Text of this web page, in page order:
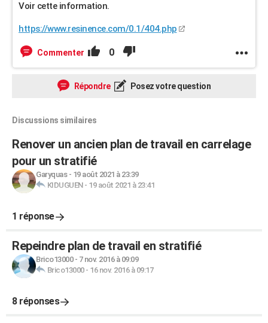
Voir cette information.
https://www.resinence.com/0.1/404.php
Commenter 0
Répondre Posez votre question
Discussions similaires
Renover un ancien plan de travail en carrelage
pour un stratifié
Garyquas- 19 août 2021 à 23:39
KIDUGUEN- 19 août 2021 à 23:41
1 réponse
Repeindre plan de travail en stratifié
Brico13000- 7 nov. 2016 à 09:09
Brico13000- 16 nov. 2016 à 09:17
8 réponses